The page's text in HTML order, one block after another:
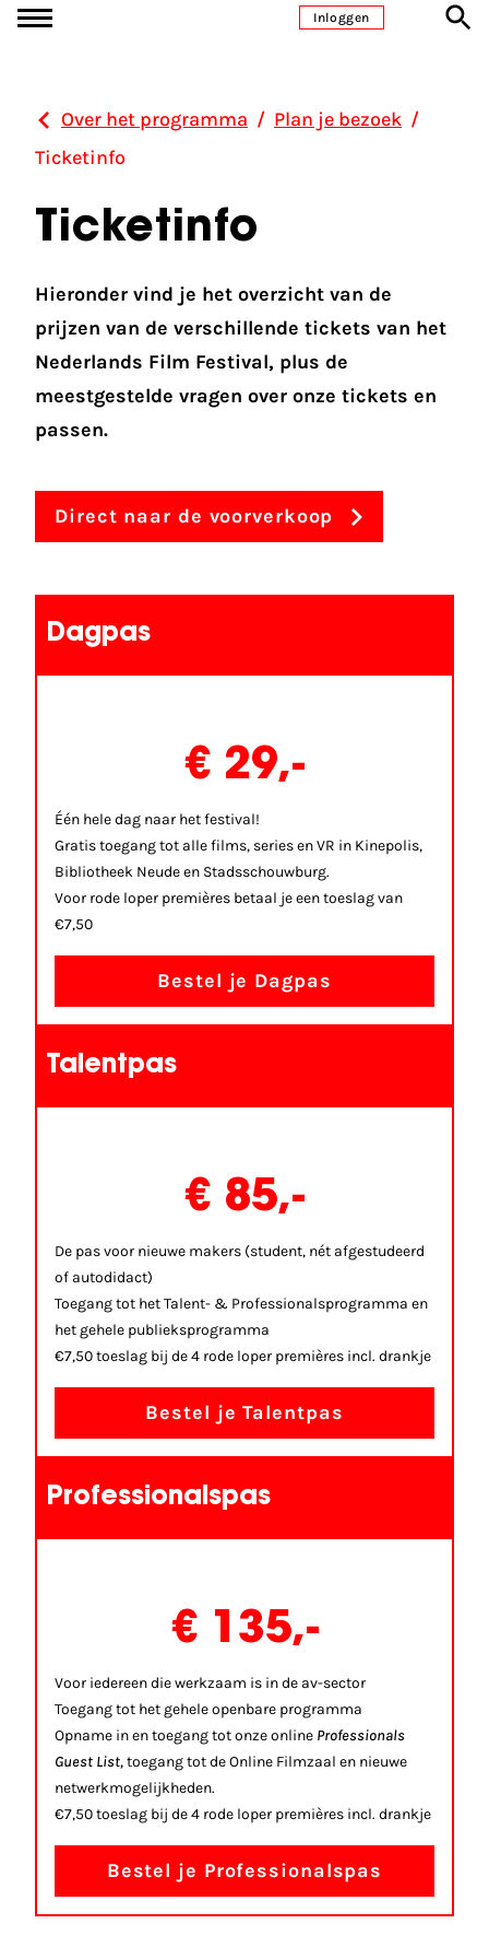
Ga naar inhoudInloggen
Over het programma / Plan je bezoek /
Ticketinfo
Ticketinfo
Hieronder vind je het overzicht van de
prijzen van de verschillende tickets van het
Nederlands Film Festival, plus de
meestgestelde vragen over onze tickets en
passen.
Direct naar de voorverkoop
Dagpas
€ 29,-
Één hele dag naar het festival!
Gratis toegang tot alle films, series en VR in Kinepolis,
Bibliotheek Neude en Stadsschouwburg.
Voor rode loper premières betaal je een toeslag van
€7,50
Bestel je Dagpas
Talentpas
€ 85,-
De pas voor nieuwe makers (student, nét afgestudeerd
of autodidact)
Toegang tot het Talent- & Professionalsprogramma en
het gehele publieksprogramma
€7,50 toeslag bij de 4 rode loper premières incl. drankje
Bestel je Talentpas
Professionalspas
€ 135,-
Voor iedereen die werkzaam is in de av-sector
Toegang tot het gehele openbare programma
Opname in en toegang tot onze online Professionals
Guest List,toegang tot de Online Filmzaal en nieuwe
netwerkmogelijkheden.
€7,50 toeslag bij de 4 rode loper premières incl. drankje
Bestel je Professionalspas